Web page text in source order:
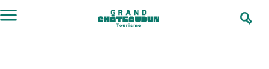
au